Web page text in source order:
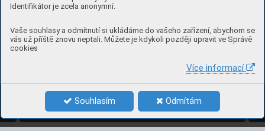
Identifikátor je zcela anonymní.
Vaše souhlasy a odmítnutí si ukládáme do vašeho zařízení, abychom se
vás už příště znovu neptali. Můžete je kdykoli později upravit ve Správě
cookies
Více informací
Souhlasím Odmítám
7
3/2025 7